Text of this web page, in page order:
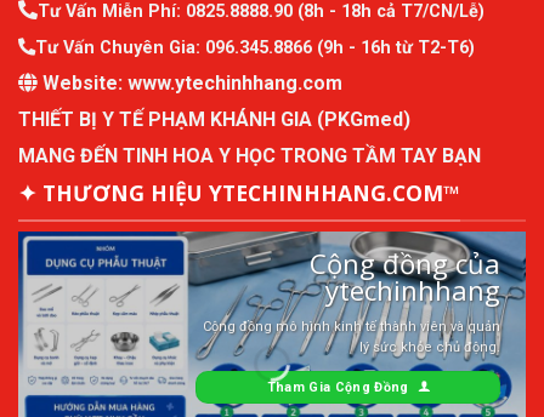
Tư Vấn Miễn Phí: 0825.8888.90 (8h - 18h cả T7/CN/Lễ)
Tư Vấn Chuyên Gia: 096.345.8866 (9h - 16h từ T2-T6)
Website: www.ytechinhhang.com
THIẾT BỊ Y TẾ PHẠM KHÁNH GIA (PKGmed)
MANG ĐẾN TINH HOA Y HỌC TRONG TẦM TAY BẠN
✦ THƯƠNG HIỆU YTECHINHHANG.COM™
Cộng đồng của
ytechinhhang
Cộng đồng mô hình kinh tế thành viên và quản
lý sức khỏe chủ động.
Tham Gia Cộng Đồng